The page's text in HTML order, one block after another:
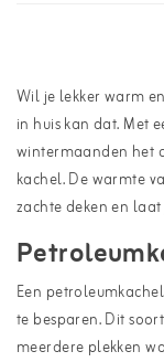
Wil je lekker warm
in huis kan dat. Met
wintermaanden het
kachel. De warmte
zachte deken en
Een
te besparen. Dit
meerdere plekken